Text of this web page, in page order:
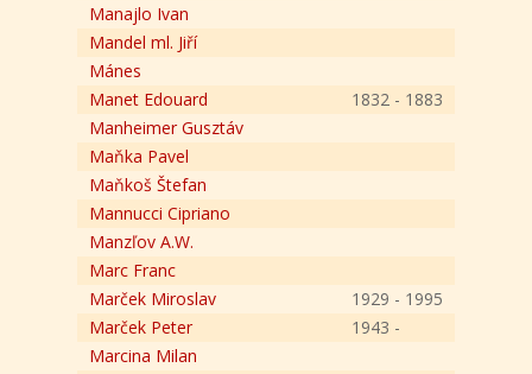
Manajlo Ivan
Mandel ml. Jiří
Mánes
Manet Edouard
1832 - 1883
Manheimer Gusztáv
Maňka Pavel
Maňkoš Štefan
Mannucci Cipriano
Manzľov A.W.
Marc Franc
Marček Miroslav
1929 - 1995
Marček Peter
1943 -
Marcina Milan